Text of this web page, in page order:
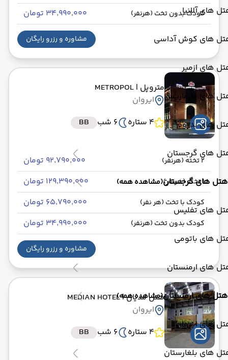
های آلانیا
های کوش آداسی
های ازمیر
های مارماریس
های بدروم
های گرجستان
هتل های گرجستان(مشاهده همه)
های تفلیس
های باتومی
های ارمنستان
هتل های ارمنستان(مشاهده همه)
های ایروان
های بلغارستان
کودک بدون تخت (هرنفر) ۳۴٬۹۹۰٬۰۰۰ تومان
مشاوره و رزرو رایگان
متروپل | METROPOL
ایروان
4 ستاره
6 شب BB
2 تخته (هرنفر) ۹۲٬۷۹۰٬۰۰۰ تومان
1 تخته (هرنفر) ۱۲۹٬۳۹۰٬۰۰۰ تومان
کودک با تخت (هر نفر) ۶۵٬۷۹۰٬۰۰۰ تومان
کودک بدون تخت (هرنفر) ۳۴٬۹۹۰٬۰۰۰ تومان
مشاوره و رزرو رایگان
هتل مدیان| MEDIAN HOTEL
ایروان
4 ستاره
6 شب BB